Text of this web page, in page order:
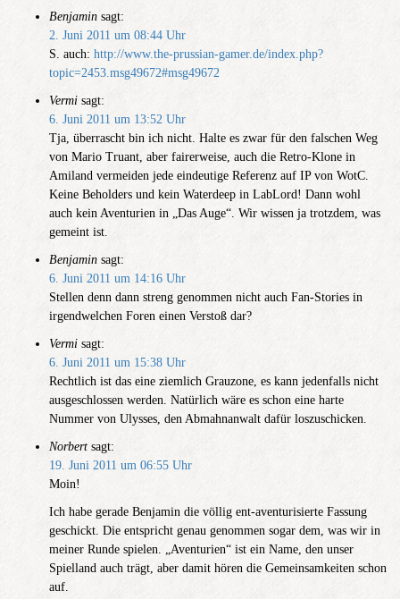
Benjamin sagt:
2. Juni 2011 um 08:44 Uhr
S. auch: http://www.the-prussian-gamer.de/index.php?
topic=2453.msg49672#msg49672
Vermi sagt:
6. Juni 2011 um 13:52 Uhr
Tja, überrascht bin ich nicht. Halte es zwar für den falschen Weg
von Mario Truant, aber fairerweise, auch die Retro-Klone in
Amiland vermeiden jede eindeutige Referenz auf IP von WotC.
Keine Beholders und kein Waterdeep in LabLord! Dann wohl
auch kein Aventurien in „Das Auge“. Wir wissen ja trotzdem, was
gemeint ist.
Benjamin sagt:
6. Juni 2011 um 14:16 Uhr
Stellen denn dann streng genommen nicht auch Fan-Stories in
irgendwelchen Foren einen Verstoß dar?
Vermi sagt:
6. Juni 2011 um 15:38 Uhr
Rechtlich ist das eine ziemlich Grauzone, es kann jedenfalls nicht
ausgeschlossen werden. Natürlich wäre es schon eine harte
Nummer von Ulysses, den Abmahnanwalt dafür loszuschicken.
Norbert sagt:
19. Juni 2011 um 06:55 Uhr
Moin!
Ich habe gerade Benjamin die völlig ent-aventurisierte Fassung
geschickt. Die entspricht genau genommen sogar dem, was wir in
meiner Runde spielen. „Aventurien“ ist ein Name, den unser
Spielland auch trägt, aber damit hören die Gemeinsamkeiten schon
auf.